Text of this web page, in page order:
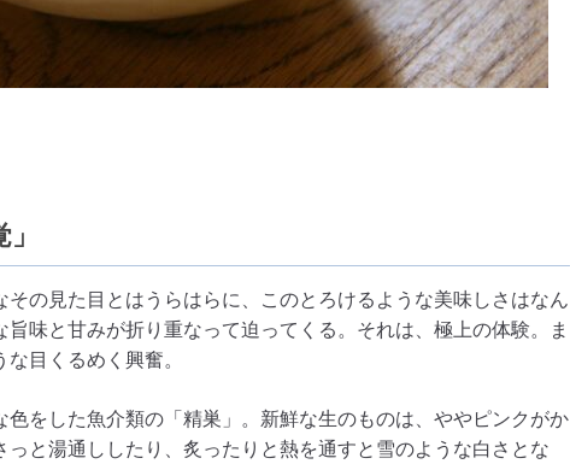
の見た目とはうらはらに、このとろけるような美味しさはなん
味と甘みが折り重なって迫ってくる。それは、極上の体験。ま
目くるめく興奮。
色をした魚介類の「精巣」。新鮮な生のものは、ややピンクがか
と湯通ししたり、炙ったりと熱を通すと雪のような白さとな